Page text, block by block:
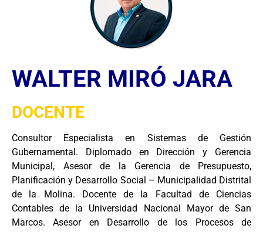
WALTER MIRÓ JARA
DOCENTE
Consultor Especialista en Sistemas de Gestión
Gubernamental. Diplomado en Dirección y Gerencia
Municipal, Asesor de la Gerencia de Presupuesto,
Planificación y Desarrollo Social – Municipalidad Distrital
de la Molina. Docente de la Facultad de Ciencias
Contables de la Universidad Nacional Mayor de San
Marcos. Asesor en Desarrollo de los Procesos de